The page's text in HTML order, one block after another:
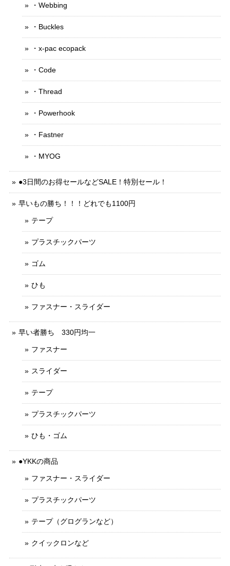
・Webbing
・Buckles
・x-pac ecopack
・Code
・Thread
・Powerhook
・Fastner
・MYOG
●3日間のお得セールなどSALE！特別セール！
早いもの勝ち！！！どれでも1100円
テープ
プラスチックパーツ
ゴム
ひも
ファスナー・スライダー
早い者勝ち 330円均一
ファスナー
スライダー
テープ
プラスチックパーツ
ひも・ゴム
●YKKの商品
ファスナー・スライダー
プラスチックパーツ
テープ（グログランなど）
クイックロンなど